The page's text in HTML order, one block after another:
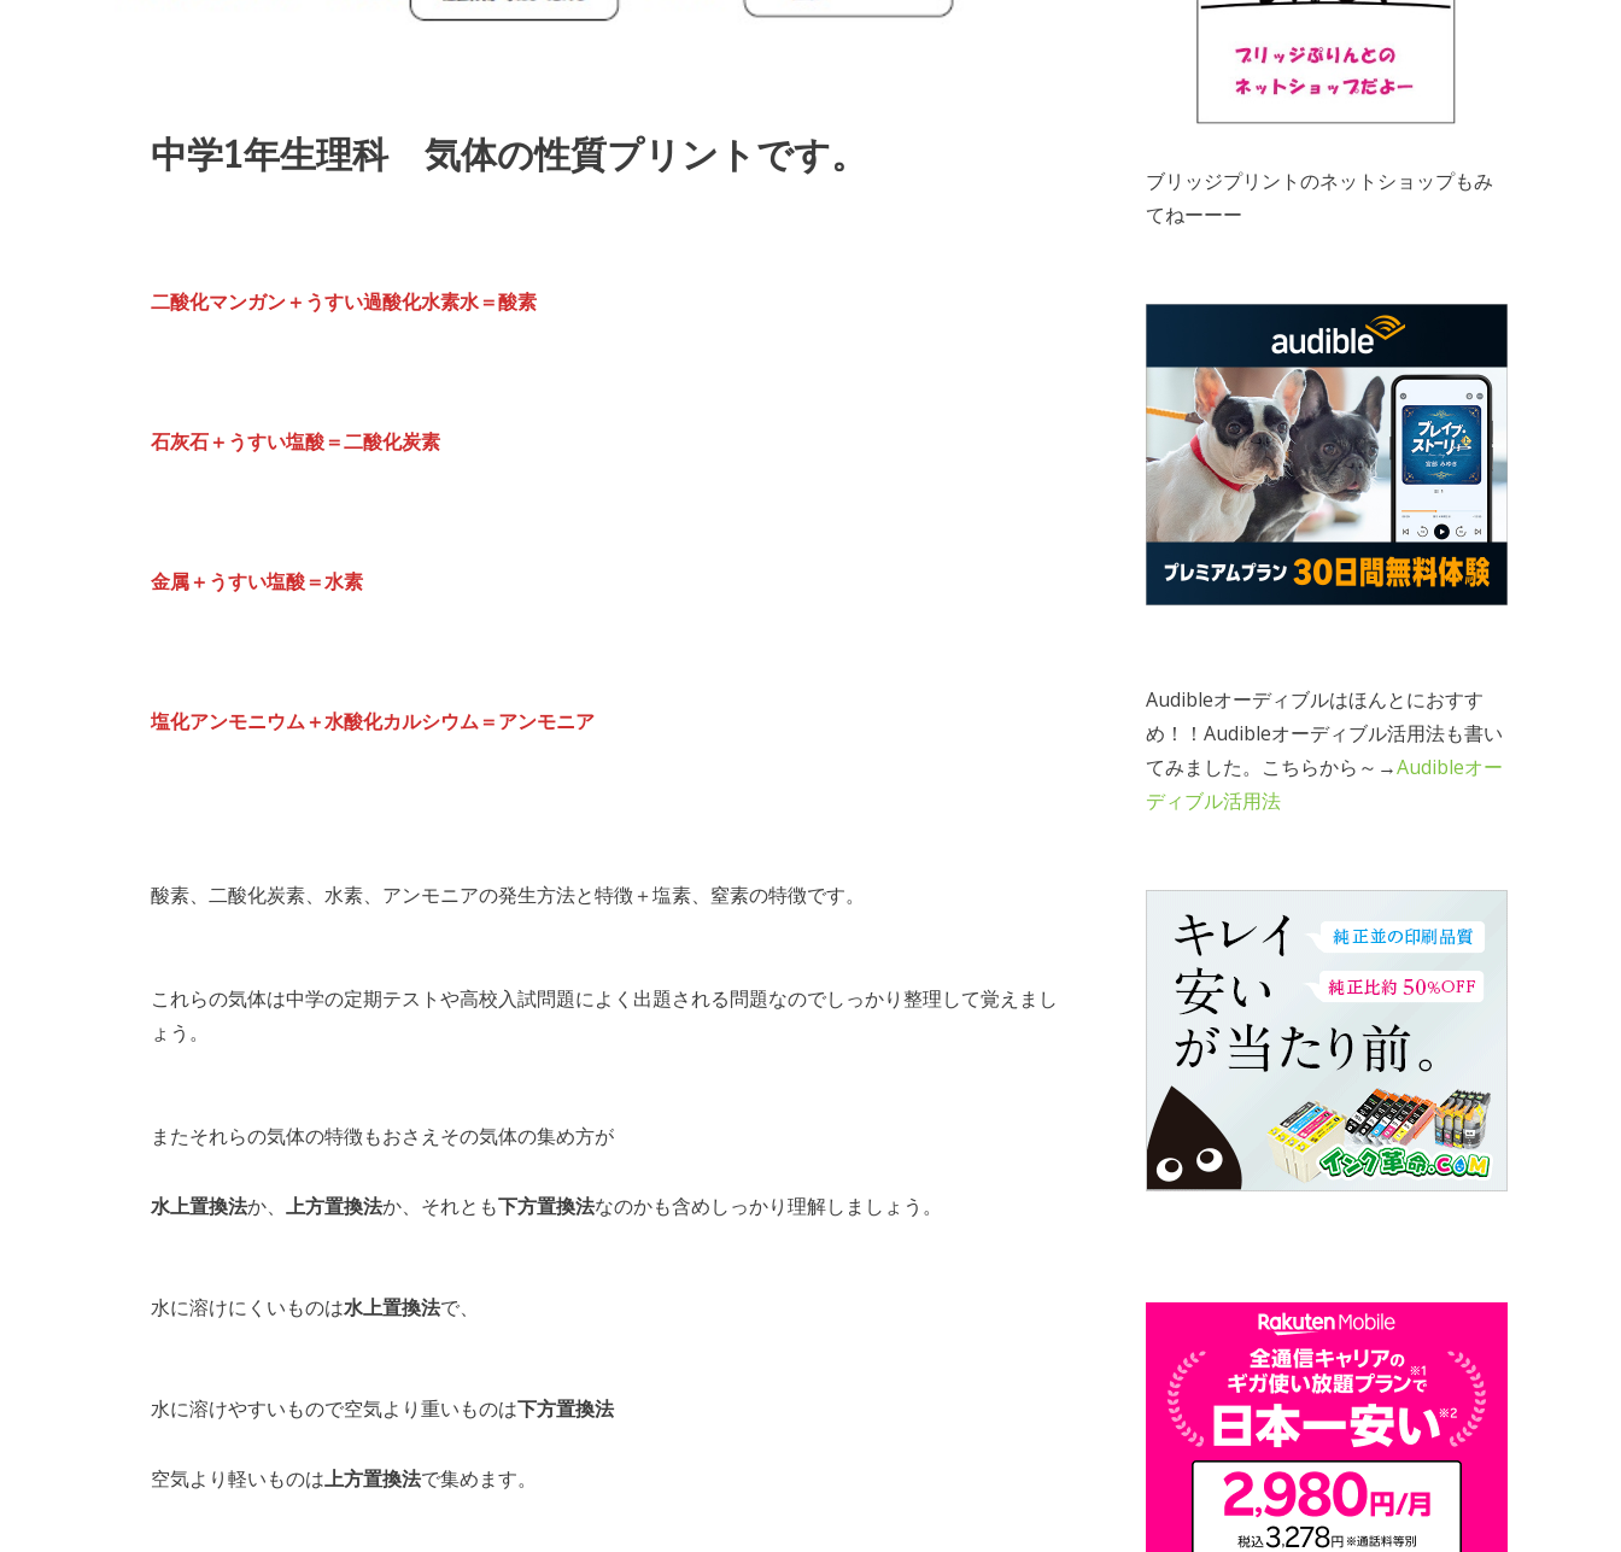
中学1年生理科 気体の性質プリントです。
二酸化マンガン＋うすい過酸化水素水＝酸素
石灰石＋うすい塩酸＝二酸化炭素
金属＋うすい塩酸＝水素
塩化アンモニウム＋水酸化カルシウム＝アンモニア
酸素、二酸化炭素、水素、アンモニアの発生方法と特徴＋塩素、窒素の特徴です。
これらの気体は中学の定期テストや高校入試問題によく出題される問題なのでしっかり整理して覚えまし
ょう。
またそれらの気体の特徴もおさえその気体の集め方が
水上置換法か、 上方置換法か、それとも下方置換法なのかも含めしっかり理解しましょう。
水に溶けにくいものは水上置換法で、
水に溶けやすいもので空気より重いものは下方置換法
空気より軽いものは上方置換法で集めます。
ブリッジプリントのネットショップもみ
てねーーー
Audibleオーディブルはほんとにおすす
め！！Audibleオーディブル活用法も書い
てみました。こちらから～→Audibleオー
ディブル活用法